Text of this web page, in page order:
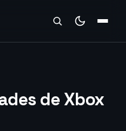
de Xbox